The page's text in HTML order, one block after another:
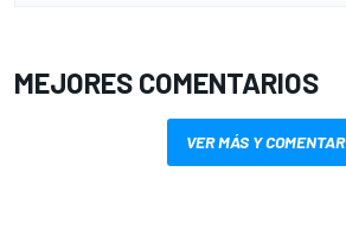
MEJORES COMENTARIOS
VER MÁS Y COMENTAR